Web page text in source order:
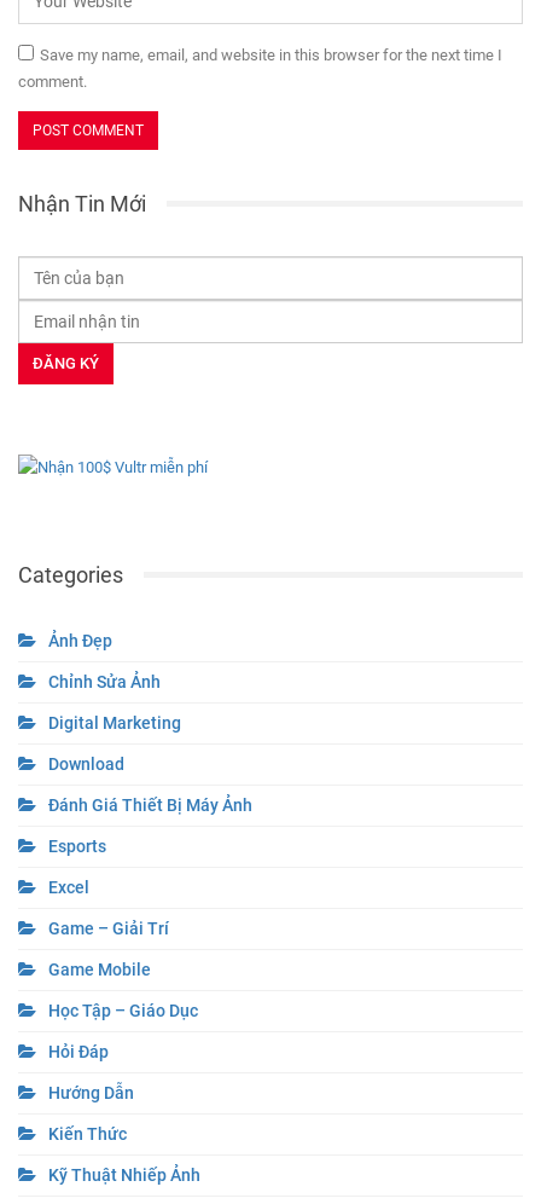
Save my name, email, and website in this browser for the next time I
comment.
Nhận Tin Mới
Categories
Ảnh Đẹp
Chỉnh Sửa Ảnh
Digital Marketing
Download
Đánh Giá Thiết Bị Máy Ảnh
Esports
Excel
Game – Giải Trí
Game Mobile
Học Tập – Giáo Dục
Hỏi Đáp
Hướng Dẫn
Kiến Thức
Kỹ Thuật Nhiếp Ảnh